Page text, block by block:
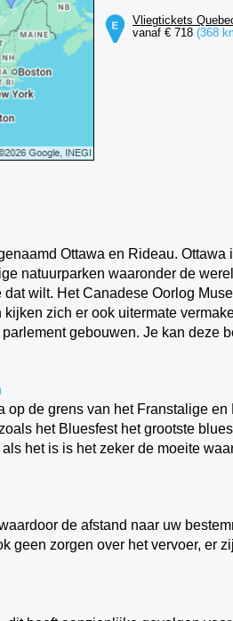
Vliegtickets
vanaf € 718 (368
Ottawa en Rideau. Ottawa
natuurparken waaronder de
wilt. Het Canadese Oorlog
zich er ook uitermate
gebouwen. Je kan deze
de grens van het Franstalige
het Bluesfest het grootste
het is is het zeker de moeite
de afstand naar uw
geen zorgen over het vervoer, er